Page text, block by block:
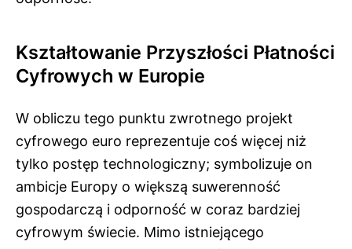
Kształtowanie Przyszłości Płatności
Cyfrowych w Europie
W obliczu tego punktu zwrotnego projekt
cyfrowego euro reprezentuje coś więcej niż
tylko postęp technologiczny; symbolizuje on
ambicje Europy o większą suwerenność
gospodarczą i odporność w coraz bardziej
cyfrowym świecie. Mimo istniejącego